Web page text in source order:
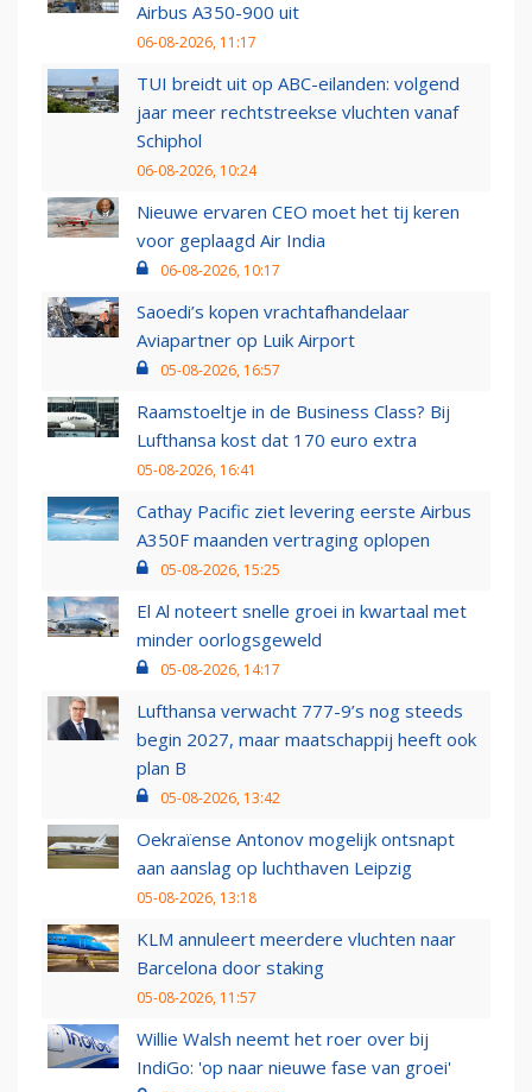
Airbus A350-900 uit
06-08-2026, 11:17
TUI breidt uit op ABC-eilanden: volgend
jaar meer rechtstreekse vluchten vanaf
Schiphol
06-08-2026, 10:24
Nieuwe ervaren CEO moet het tij keren
voor geplaagd Air India
06-08-2026, 10:17
Saoedi’s kopen vrachtafhandelaar
Aviapartner op Luik Airport
05-08-2026, 16:57
Raamstoeltje in de Business Class? Bij
Lufthansa kost dat 170 euro extra
05-08-2026, 16:41
Cathay Pacific ziet levering eerste Airbus
A350F maanden vertraging oplopen
05-08-2026, 15:25
El Al noteert snelle groei in kwartaal met
minder oorlogsgeweld
05-08-2026, 14:17
Lufthansa verwacht 777-9’s nog steeds
begin 2027, maar maatschappij heeft ook
plan B
05-08-2026, 13:42
Oekraïense Antonov mogelijk ontsnapt
aan aanslag op luchthaven Leipzig
05-08-2026, 13:18
KLM annuleert meerdere vluchten naar
Barcelona door staking
05-08-2026, 11:57
Willie Walsh neemt het roer over bij
IndiGo: 'op naar nieuwe fase van groei'